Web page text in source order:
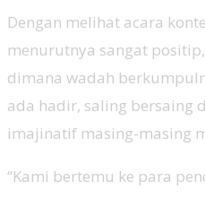
Dengan melihat acara
menurutnya sangat
dimana wadah
ada hadir, saling bersaing
imajinatif masing-masing
“Kami bertemu ke para